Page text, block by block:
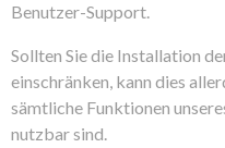
Benutzer-Support.
Sollten Sie die Installation
einschränken, kann dies
sämtliche Funktionen
nutzbar sind.